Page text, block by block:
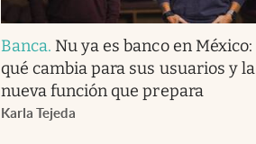
Banca. Nu ya es banco en México:
qué cambia para sus usuarios y la
nueva función que prepara
Karla Tejeda